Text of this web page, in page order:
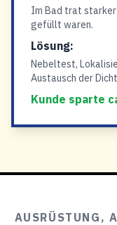
Im Bad trat starker
gefüllt waren.
Lösung:
Nebeltest,
Austausch der
Kunde sparte
AUSRÜSTUNG,